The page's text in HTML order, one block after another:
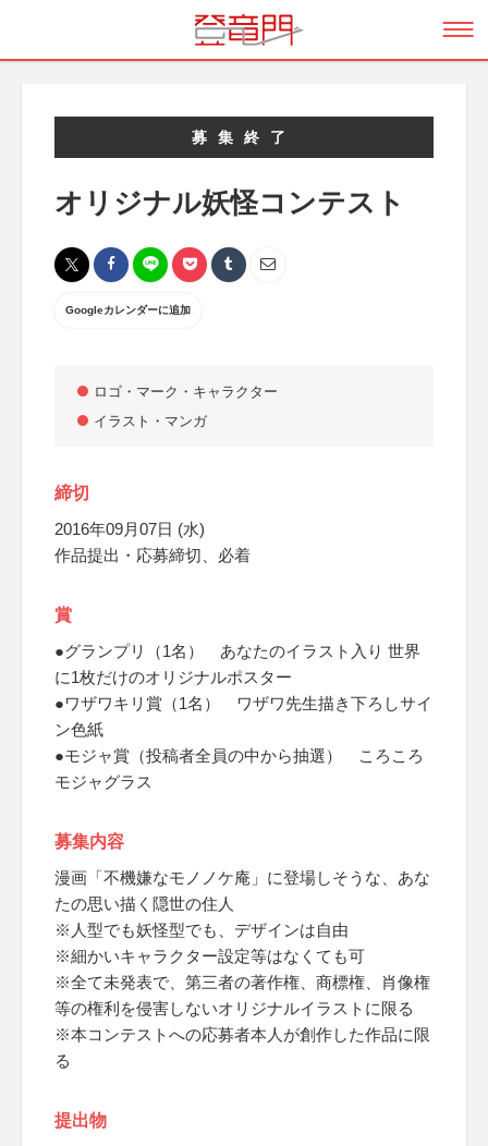
募集終了
オリジナル妖怪コンテスト
Googleカレンダーに追加
ロゴ・マーク・キャラクター
イラスト・マンガ
締切
2016年09月07日 (水)
作品提出・応募締切、必着
賞
●グランプリ（1名） あなたのイラスト入り 世界
に1枚だけのオリジナルポスター
●ワザワキリ賞（1名） ワザワ先生描き下ろしサイ
ン色紙
●モジャ賞（投稿者全員の中から抽選） ころころ
モジャグラス
募集内容
漫画「不機嫌なモノノケ庵」に登場しそうな、あな
たの思い描く隠世の住人
※人型でも妖怪型でも、デザインは自由
※細かいキャラクター設定等はなくても可
※全て未発表で、第三者の著作権、商標権、肖像権
等の権利を侵害しないオリジナルイラストに限る
※本コンテストへの応募者本人が創作した作品に限
る
提出物